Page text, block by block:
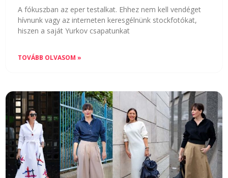
A fókuszban az eper testalkat. Ehhez nem kell vendéget
hívnunk vagy az interneten keresgélnünk stockfotókat,
hiszen a saját Yurkov csapatunkat
TOVÁBB OLVASOM »